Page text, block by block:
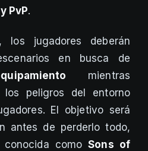
PvP.
los jugadores deberán
en busca de
mientras
peligros del entorno
El objetivo será
antes de perderlo todo,
conocida comoSons of